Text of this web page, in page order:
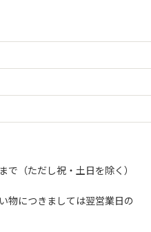
で（ただし祝・土日を除く）
物につきましては翌営業日の